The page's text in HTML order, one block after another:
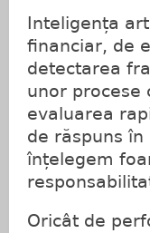
Inteligența
financiar, de
detectarea
unor procese
evaluarea
de răspuns
înțelegem
Oricât de